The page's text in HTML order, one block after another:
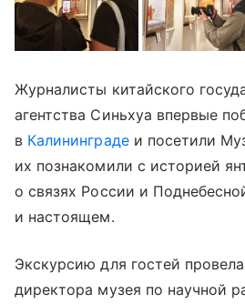
Журналисты китайского
агентства Синьхуа впервые
в Калининградеи посетили
их познакомили с историей
о связях России и
и настоящем.
Экскурсию для гостей
директора музея по научной